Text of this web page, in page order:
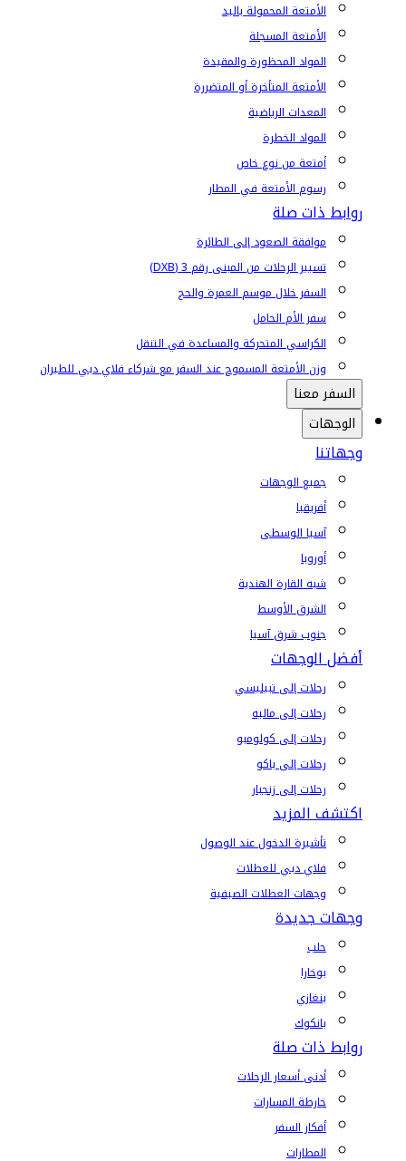
الأمتعة المحمولة باليد
الأمتعة المسجلة
المواد المحظورة والمقيدة
الأمتعة المتأخرة أو المتضررة
المعدات الرياضية
المواد الخطرة
أمتعة من نوع خاص
رسوم الأمتعة في المطار
روابط ذات صلة
موافقة الصعود إلى الطائرة
تسيير الرحلات من المبنى رقم 3 (DXB)
السفر خلال موسم العمرة والحج
سفر الأم الحامل
الكراسي المتحركة والمساعدة في التنقل
وزن الأمتعة المسموح عند السفر مع شركاء فلاي دبي للطيران
السفر معنا
الوجهات
وجهاتنا
جميع الوجهات
أفريقيا
آسيا الوسطى
أوروبا
شبه القارة الهندية
الشرق الأوسط
جنوب شرق آسيا
أفضل الوجهات
رحلات إلى تبيليسي
رحلات إلى ماليه
رحلات إلى كولومبو
رحلات إلى باكو
رحلات إلى زنجبار
اكتشف المزيد
تأشيرة الدخول عند الوصول
فلاي دبي للعطلات
وجهات العطلات الصيفية
وجهات جديدة
حلب
بوخارا
بنغازي
بانكوك
روابط ذات صلة
أدنى أسعار الرحلات
خارطة المسارات
أفكار السفر
المطارات